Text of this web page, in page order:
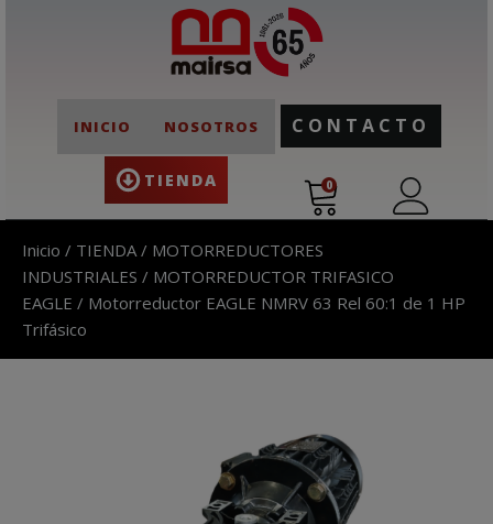
INICIO NOSOTROS
TIENDA
CONTACTO
0
Inicio / TIENDA / MOTORREDUCTORES
INDUSTRIALES / MOTORREDUCTOR TRIFASICO
EAGLE / Motorreductor EAGLE NMRV 63 Rel 60:1 de 1 HP
Trifásico